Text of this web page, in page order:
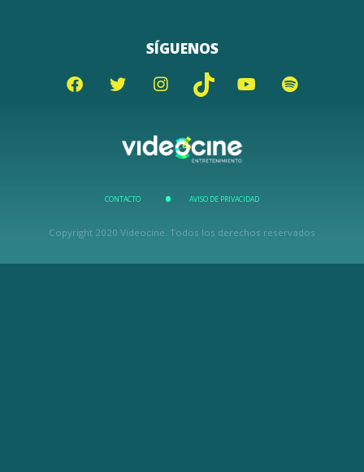
SÍGUENOS
CONTACTO AVISO DE PRIVACIDAD
Copyright 2020 Videocine. Todos los derechos reservados